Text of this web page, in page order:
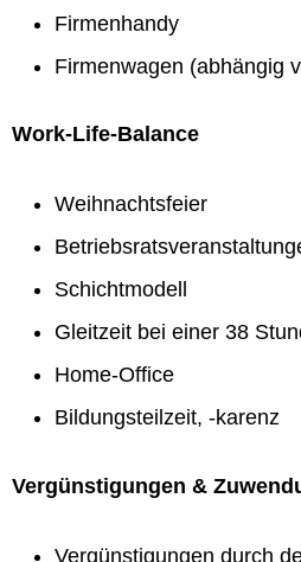
Firmenhandy
Firmenwagen (abhängig
Work-Life-Balance
Weihnachtsfeier
Schichtmodell
Gleitzeit bei einer 38
Home-Office
Bildungsteilzeit, -karenz
Vergünstigungen &
Vergünstigungen durch